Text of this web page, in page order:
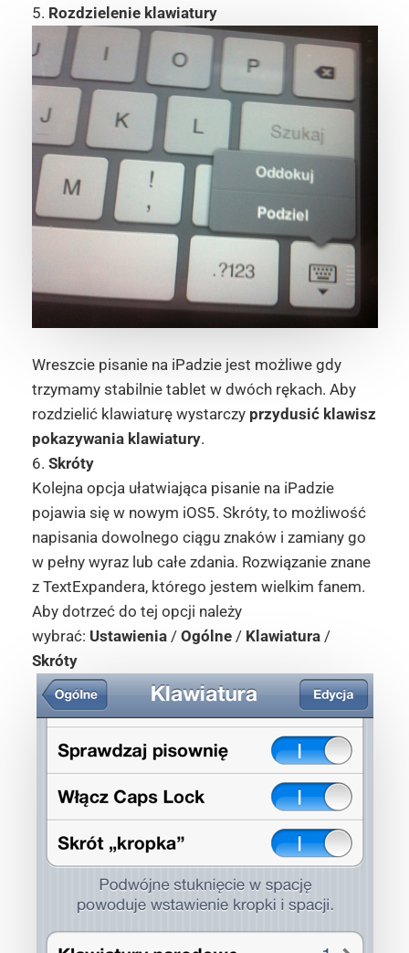
5. Rozdzielenie klawiatury
Wreszcie pisanie na iPadzie jest możliwe gdy
trzymamy stabilnie tablet w dwóch rękach. Aby
rozdzielić klawiaturę wystarczy przydusić klawisz
pokazywania klawiatury.
6. Skróty
Kolejna opcja ułatwiająca pisanie na iPadzie
pojawia się w nowym iOS5. Skróty, to możliwość
napisania dowolnego ciągu znaków i zamiany go
w pełny wyraz lub całe zdania. Rozwiązanie znane
z TextExpandera, którego jestem wielkim fanem.
Aby dotrzeć do tej opcji należy
wybrać: Ustawienia/ Ogólne/ Klawiatura/
Skróty